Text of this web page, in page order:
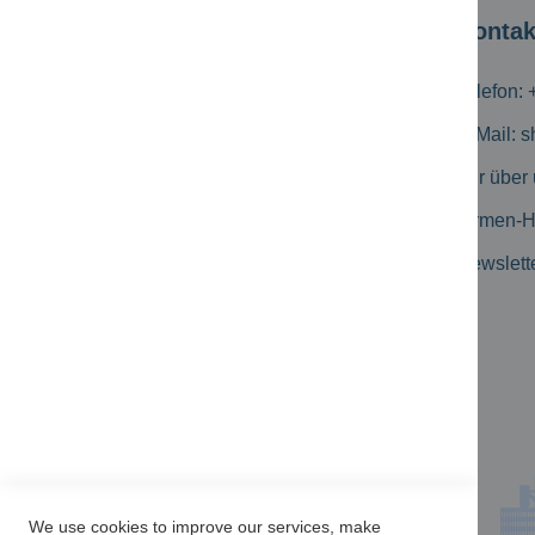
E-Mail:
Wir über
Firmen-
We use cookies to improve our services, make